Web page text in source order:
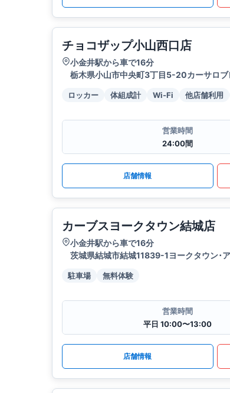
チョコザップ小山西口店
小金井駅から車で16分
栃木県小山市中央町3丁目5-20カーサロブ
ロッカー 体組成計 Wi-Fi 他店舗利用
営業時間
24:00間
店舗情報
カーブスヨークタウン結城店
小金井駅から車で16分
茨城県結城市結城11839-1ヨークタウン･
駐車場 無料体験
営業時間
平日 10:00〜13:00
店舗情報